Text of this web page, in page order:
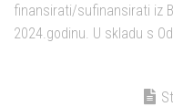
finansirati/sufinansirati iz
2024.godinu. U skladu s